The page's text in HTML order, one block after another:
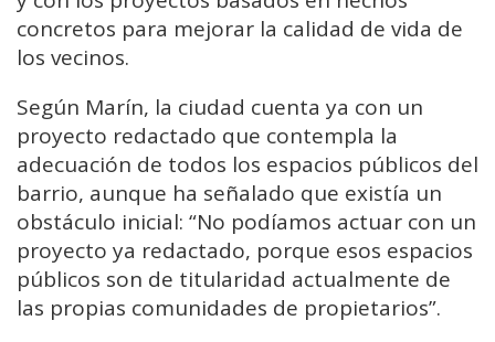
concretos para mejorar la calidad de vida de
los vecinos.
Según Marín, la ciudad cuenta ya con un
proyecto redactado que contempla la
adecuación de todos los espacios públicos del
barrio, aunque ha señalado que existía un
obstáculo inicial: “No podíamos actuar con un
proyecto ya redactado, porque esos espacios
públicos son de titularidad actualmente de
las propias comunidades de propietarios”.